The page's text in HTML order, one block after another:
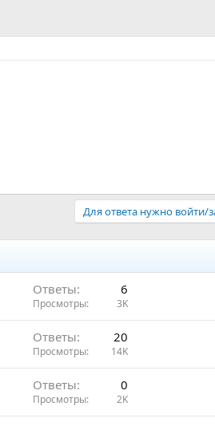
Для ответа нужно войти/
Ответы 6
Просмотры 3K
Ответы 20
Просмотры 14K
Ответы 0
Просмотры 2K